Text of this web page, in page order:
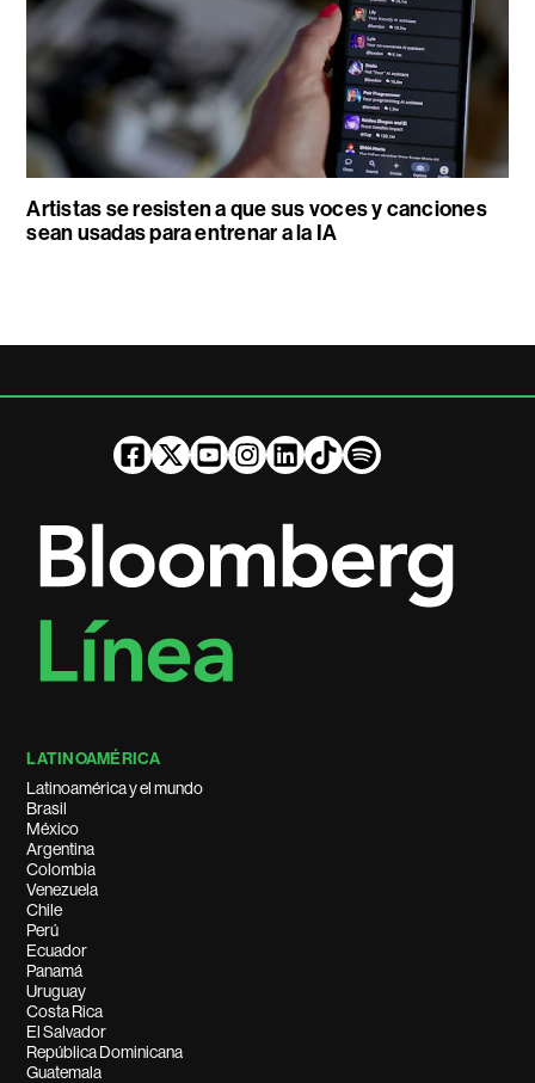
Artistas se resisten a que sus voces y canciones
sean usadas para entrenar a la IA
LATINOAMÉRICA
Latinoamérica y el mundo
Brasil
México
Argentina
Colombia
Venezuela
Chile
Perú
Ecuador
Panamá
Uruguay
Costa Rica
El Salvador
República Dominicana
Guatemala